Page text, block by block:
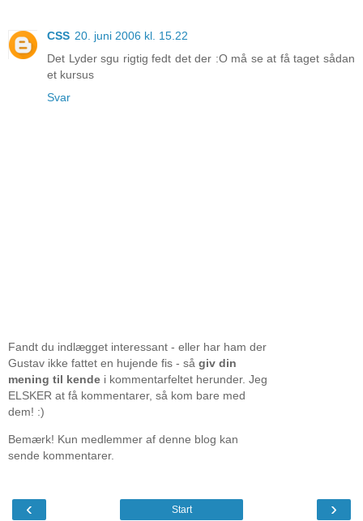
CSS 20. juni 2006 kl. 15.22
Det Lyder sgu rigtig fedt det der :O må se at få taget sådan
et kursus
Svar
Fandt du indlægget interessant - eller har ham der
Gustav ikke fattet en hujende fis - så giv din
mening til kende i kommentarfeltet herunder. Jeg
ELSKER at få kommentarer, så kom bare med
dem! :)
Bemærk! Kun medlemmer af denne blog kan
sende kommentarer.
‹ ›
Start